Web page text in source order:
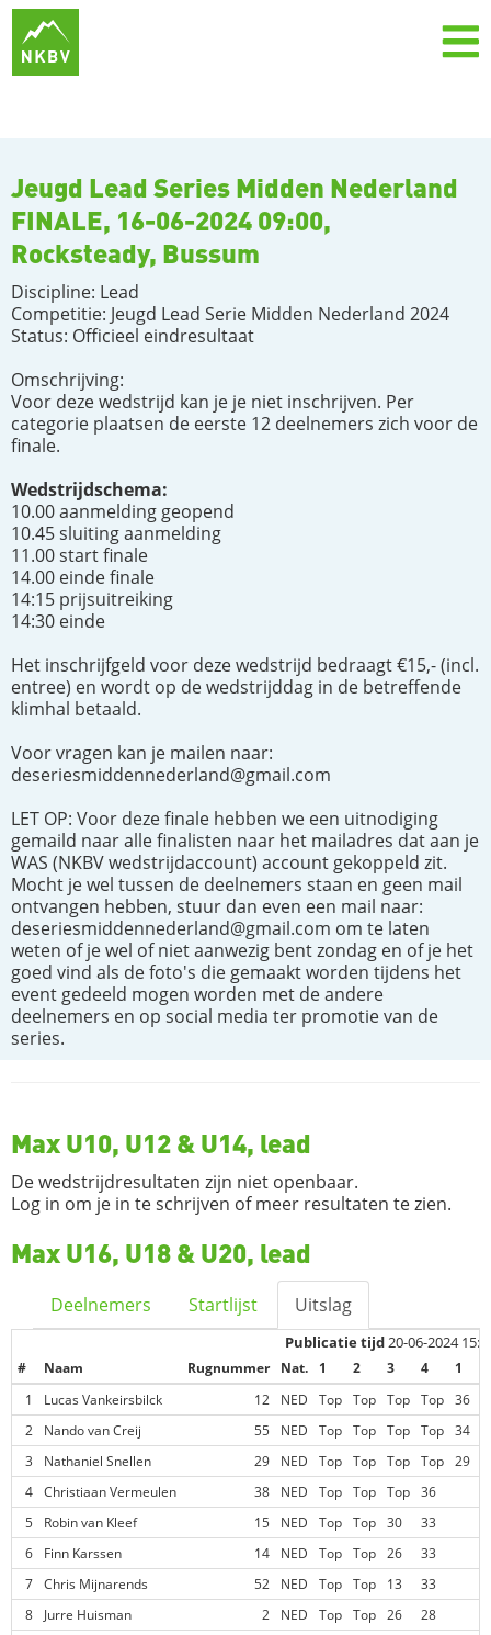
Jeugd Lead Series Midden Nederland
FINALE, 16-06-2024 09:00,
Rocksteady, Bussum
Discipline: Lead
Competitie: Jeugd Lead Serie Midden Nederland 2024
Status: Officieel eindresultaat
Omschrijving:
Voor deze wedstrijd kan je je niet inschrijven. Per
categorie plaatsen de eerste 12 deelnemers zich voor de
finale.
Wedstrijdschema:
10.00 aanmelding geopend
10.45 sluiting aanmelding
11.00 start finale
14.00 einde finale
14:15 prijsuitreiking
14:30 einde
Het inschrijfgeld voor deze wedstrijd bedraagt €15,- (incl.
entree) en wordt op de wedstrijddag in de betreffende
klimhal betaald.
Voor vragen kan je mailen naar:
deseriesmiddennederland@gmail.com
LET OP: Voor deze finale hebben we een uitnodiging
gemaild naar alle finalisten naar het mailadres dat aan je
WAS (NKBV wedstrijdaccount) account gekoppeld zit.
Mocht je wel tussen de deelnemers staan en geen mail
ontvangen hebben, stuur dan even een mail naar:
deseriesmiddennederland@gmail.com om te laten
weten of je wel of niet aanwezig bent zondag en of je het
goed vind als de foto's die gemaakt worden tijdens het
event gedeeld mogen worden met de andere
deelnemers en op social media ter promotie van de
series.
Max U10, U12 & U14, lead
De wedstrijdresultaten zijn niet openbaar.
Log in om je in te schrijven of meer resultaten te zien.
Max U16, U18 & U20, lead
Deelnemers Startlijst Uitslag
Publicatie tijd20-06-2024
# Naam Rugnummer Nat. 1 2 3 4 1
1
Lucas Vankeirsbilck 12 NED Top Top Top Top 36
2
Nando van Creij 55 NED Top Top Top Top 34
3
Nathaniel Snellen 29 NED Top Top Top Top 29
4 Christiaan Vermeulen 38 NED Top Top Top 36
5
Robin van Kleef 15 NED Top Top 30
33
6
Finn Karssen 14 NED Top Top 26
33
7 Chris Mijnarends 52 NED Top Top 13
33
8
Jurre Huisman 2 NED Top Top 26
28